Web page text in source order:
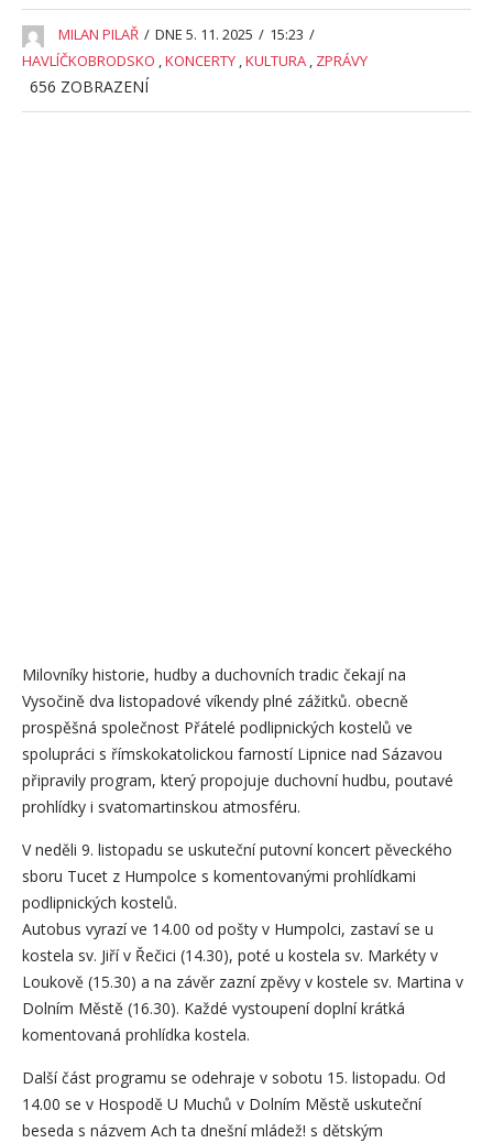
MILAN PILAŘ / DNE 5. 11. 2025 / 15:23 /
HAVLÍČKOBRODSKO ,KONCERTY ,KULTURA , ZPRÁVY
656 ZOBRAZENÍ
Milovníky historie, hudby a duchovních tradic čekají na
Vysočině dva listopadové víkendy plné zážitků. obecně
prospěšná společnost Přátelé podlipnických kostelů ve
spolupráci s římskokatolickou farností Lipnice nad Sázavou
připravily program, který propojuje duchovní hudbu, poutavé
prohlídky i svatomartinskou atmosféru.
V neděli 9. listopadu se uskuteční putovní koncert pěveckého
sboru Tucet z Humpolce s komentovanými prohlídkami
podlipnických kostelů.
Autobus vyrazí ve 14.00 od pošty v Humpolci, zastaví se u
kostela sv. Jiří v Řečici (14.30), poté u kostela sv. Markéty v
Loukově (15.30) a na závěr zazní zpěvy v kostele sv. Martina v
Dolním Městě (16.30). Každé vystoupení doplní krátká
komentovaná prohlídka kostela.
Další část programu se odehraje v sobotu 15. listopadu. Od
14.00 se v Hospodě U Muchů v Dolním Městě uskuteční
beseda s názvem Ach ta dnešní mládež! s dětským